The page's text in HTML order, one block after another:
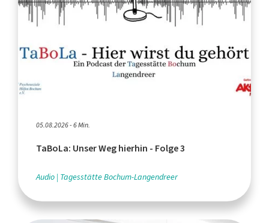
05.08.2026 - 6 Min.
TaBoLa: Unser Weg hierhin - Folge 3
Audio Tagesstätte Bochum-Langendreer